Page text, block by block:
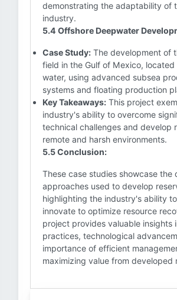
demonstrating the adaptability of
industry.
5.4 Offshore Deepwater
Case Study: The development of
field in the Gulf of Mexico,
water, using advanced subsea
systems and floating production
Key Takeaways: This project
industry's ability to overcome
technical challenges and develop
remote and harsh environments.
5.5 Conclusion:
These case studies showcase the
approaches used to develop
highlighting the industry's ability
innovate to optimize resource
project provides valuable insights
practices, technological
importance of efficient
maximizing value from developed